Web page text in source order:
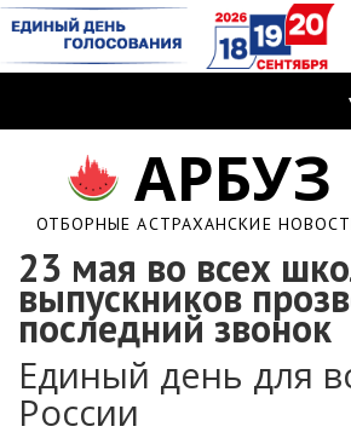
АРБУЗ
ОТБОРНЫЕ АСТРАХАНСКИЕ
23 мая во всех
выпускников
последний звонок
Единый день для
России